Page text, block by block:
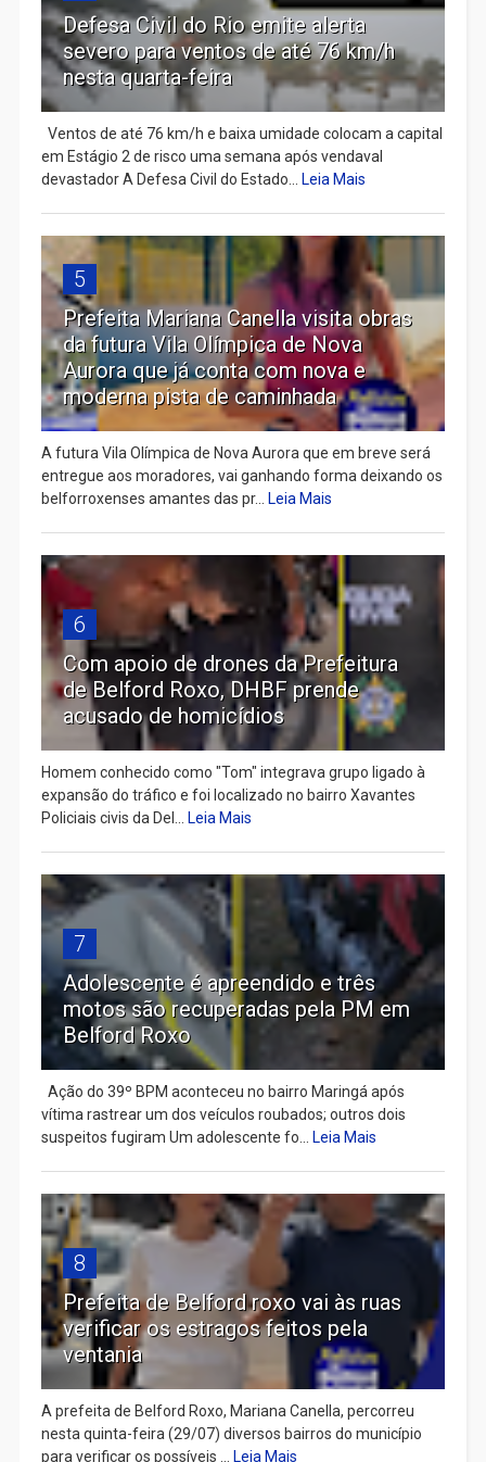
Defesa Civil do Rio emite alerta
severo para ventos de até 76 km/h
nesta quarta-feira
Ventos de até 76 km/h e baixa umidade colocam a capital
em Estágio 2 de risco uma semana após vendaval
devastador A Defesa Civil do Estado...
Leia Mais
5
Prefeita Mariana Canella visita obras
da futura Vila Olímpica de Nova
Aurora que já conta com nova e
moderna pista de caminhada
A futura Vila Olímpica de Nova Aurora que em breve será
entregue aos moradores, vai ganhando forma deixando os
belforroxenses amantes das pr...
Leia Mais
6
Com apoio de drones da Prefeitura
de Belford Roxo, DHBF prende
acusado de homicídios
Homem conhecido como "Tom" integrava grupo ligado à
expansão do tráfico e foi localizado no bairro Xavantes
Policiais civis da Del...
Leia Mais
7
Adolescente é apreendido e três
motos são recuperadas pela PM em
Belford Roxo
Ação do 39º BPM aconteceu no bairro Maringá após
vítima rastrear um dos veículos roubados; outros dois
suspeitos fugiram Um adolescente fo...
Leia Mais
8
Prefeita de Belford roxo vai às ruas
verificar os estragos feitos pela
ventania
A prefeita de Belford Roxo, Mariana Canella, percorreu
nesta quinta-feira (29/07) diversos bairros do município
para verificar os possíveis ...
Leia Mais